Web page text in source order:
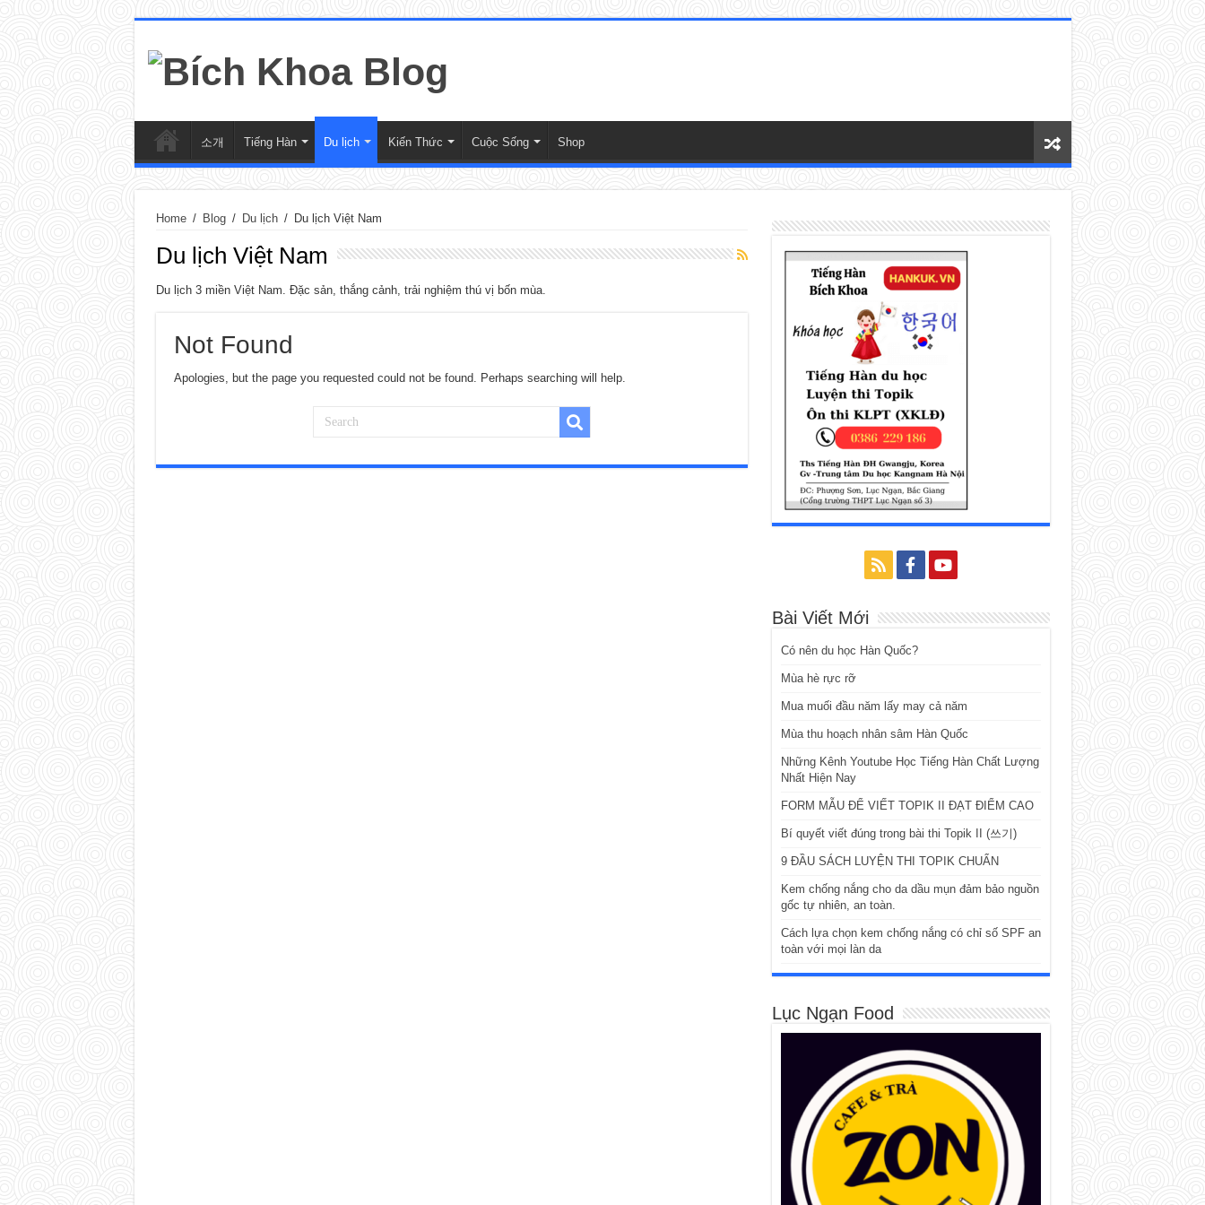
소개 Tiếng Hàn Du lịch Kiến Thức Cuộc Sống Shop
Home / Blog / Du lịch / Du lịch Việt Nam
Du lịch Việt Nam
Du lịch 3 miền Việt Nam. Đặc sản, thắng cảnh, trải nghiệm thú vị bốn mùa.
Not Found
Apologies, but the page you requested could not be found. Perhaps searching will help.
Bài Viết Mới
Có nên du học Hàn Quốc?
Mùa hè rực rỡ
Mua muối đầu năm lấy may cả năm
Mùa thu hoạch nhân sâm Hàn Quốc
Những Kênh Youtube Học Tiếng Hàn Chất Lượng
Nhất Hiện Nay
FORM MẪU ĐỂ VIẾT TOPIK II ĐẠT ĐIỂM CAO
Bí quyết viết đúng trong bài thi Topik II (쓰기)
9 ĐẦU SÁCH LUYỆN THI TOPIK CHUẨN
Kem chống nắng cho da dầu mụn đảm bảo nguồn
gốc tự nhiên, an toàn.
Cách lựa chọn kem chống nắng có chỉ số SPF an
toàn với mọi làn da
Lục Ngạn Food